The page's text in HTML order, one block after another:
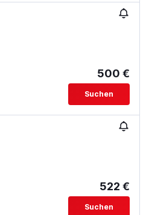
500 €
Suchen
522 €
Suchen